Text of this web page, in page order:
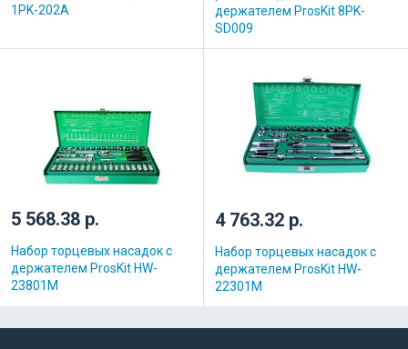
1PK-202A
держателем ProsKit 8PK-
SD009
5 568.38 р.
Набор торцевых насадок с
держателем ProsKit HW-
23801M
4 763.32 р.
Набор торцевых насадок с
держателем ProsKit HW-
22301M